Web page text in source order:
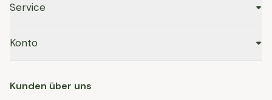
Service
Konto
Kunden über uns